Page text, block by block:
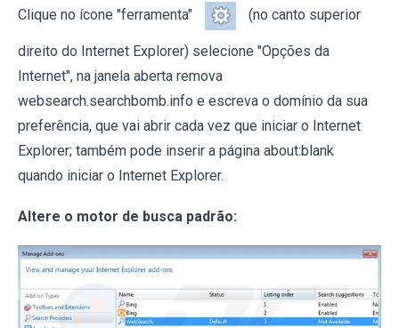
Clique no ícone "ferramenta" (no canto superior
direito do Internet Explorer) selecione "Opções da
Internet", na janela aberta remova
websearch.searchbomb.info e escreva o domínio da sua
preferência, que vai abrir cada vez que iniciar o Internet
Explorer; também pode inserir a página about:blank
quando iniciar o Internet Explorer.
Altere o motor de busca padrão: